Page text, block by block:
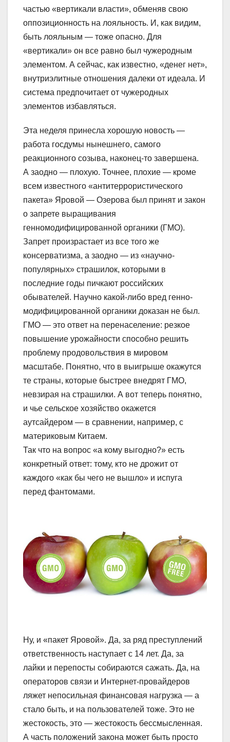
частью «вертикали власти», обменяв свою
оппозиционность на лояльность. И, как видим,
быть лояльным — тоже опасно. Для
«вертикали» он все равно был чужеродным
элементом. А сейчас, как известно, «денег нет»,
внутриэлитные отношения далеки от идеала. И
система предпочитает от чужеродных
элементов избавляться.
Эта неделя принесла хорошую новость —
работа госдумы нынешнего, самого
реакционного созыва, наконец-то завершена.
А заодно — плохую. Точнее, плохие — кроме
всем известного «антитеррористического
пакета» Яровой — Озерова был принят и закон
о запрете выращивания
генномодифицированной органики (ГМО).
Запрет произрастает из все того же
консерватизма, а заодно — из «научно-
популярных» страшилок, которыми в
последние годы пичкают российских
обывателей. Научно какой-либо вред генно-
модифицированной органики доказан не был.
ГМО — это ответ на перенаселение: резкое
повышение урожайности способно решить
проблему продовольствия в мировом
масштабе. Понятно, что в выигрыше окажутся
те страны, которые быстрее внедрят ГМО,
невзирая на страшилки. А вот теперь понятно,
и чье сельское хозяйство окажется
аутсайдером — в сравнении, например, с
материковым Китаем.
Так что на вопрос «а кому выгодно?» есть
конкретный ответ: тому, кто не дрожит от
каждого «как бы чего не вышло» и испуга
перед фантомами.
Ну, и «пакет Яровой». Да, за ряд преступлений
ответственность наступает с 14 лет. Да, за
лайки и перепосты собираются сажать. Да, на
операторов связи и Интернет-провайдеров
ляжет непосильная финансовая нагрузка — а
стало быть, и на пользователей тоже. Это не
жестокость, это — жестокость бессмысленная.
А часть положений закона может быть просто